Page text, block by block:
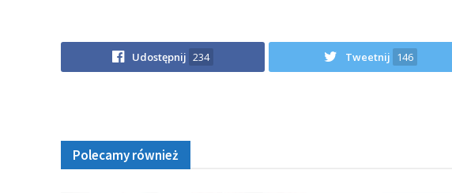
Udostępnij 234 Tweetnij 146
Polecamy również